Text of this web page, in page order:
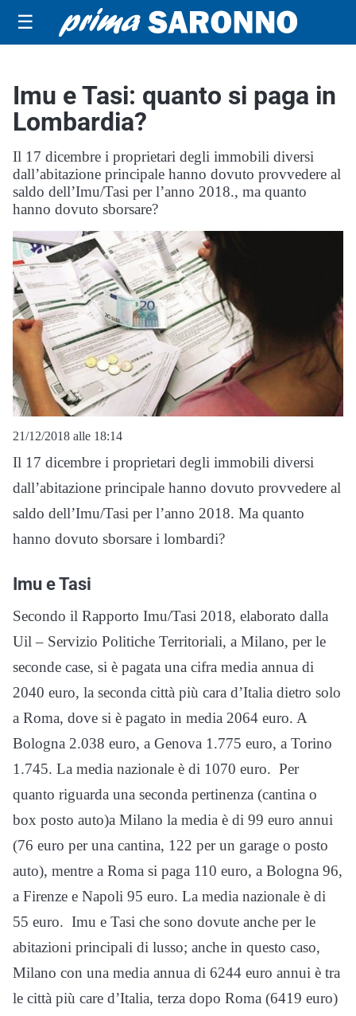
☰
Imu e Tasi: quanto si paga in
Lombardia?
Il 17 dicembre i proprietari degli immobili diversi
dall’abitazione principale hanno dovuto provvedere al
saldo dell’Imu/Tasi per l’anno 2018., ma quanto
hanno dovuto sborsare?
21/12/2018 alle 18:14
Il 17 dicembre i proprietari degli immobili diversi
dall’abitazione principale hanno dovuto provvedere al
saldo dell’Imu/Tasi per l’anno 2018. Ma quanto
hanno dovuto sborsare i lombardi?
Imu e Tasi
Secondo il Rapporto Imu/Tasi 2018, elaborato dalla
Uil – Servizio Politiche Territoriali, a Milano, per le
seconde case, si è pagata una cifra media annua di
2040 euro, la seconda città più cara d’Italia dietro solo
a Roma, dove si è pagato in media 2064 euro. A
Bologna 2.038 euro, a Genova 1.775 euro, a Torino
1.745. La media nazionale è di 1070 euro. Per
quanto riguarda una seconda pertinenza (cantina o
box posto auto)a Milano la media è di 99 euro annui
(76 euro per una cantina, 122 per un garage o posto
auto), mentre a Roma si paga 110 euro, a Bologna 96,
a Firenze e Napoli 95 euro. La media nazionale è di
55 euro. Imu e Tasi che sono dovute anche per le
abitazioni principali di lusso; anche in questo caso,
Milano con una media annua di 6244 euro annui è tra
le città più care d’Italia, terza dopo Roma (6419 euro)